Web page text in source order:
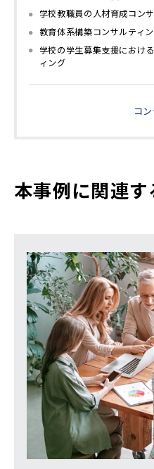
学校教職員の人材育成コン
教育体系構築コンサルティ
学校の学生募集支援におけ
ィング
コ
本事例に関連